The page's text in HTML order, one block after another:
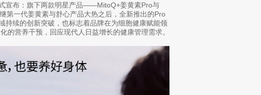
宣布：旗下两款明星产品——MitoQ+姜黄素Pro与
第一代姜黄素与舒心产品大热之后，全新推出的Pro
持续的创新突破，也标志着品牌在为细胞健康赋能领
营养干预，回应现代人日益增长的健康管理需求。